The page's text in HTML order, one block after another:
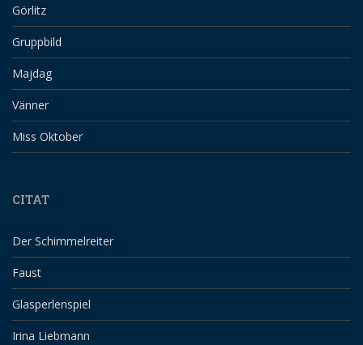
Görlitz
Gruppbild
Majdag
Vänner
Miss Oktober
CITAT
Der Schimmelreiter
Faust
Glasperlenspiel
Irina Liebmann